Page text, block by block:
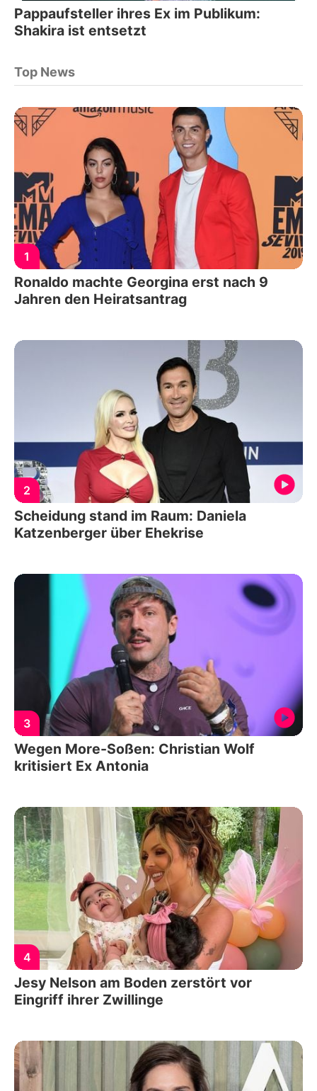
Pappaufsteller ihres Ex im Publikum:
Shakira ist entsetzt
Top News
1
Ronaldo machte Georgina erst nach 9
Jahren den Heiratsantrag
2
Scheidung stand im Raum: Daniela
Katzenberger über Ehekrise
3
Wegen More-Soßen: Christian Wolf
kritisiert Ex Antonia
4
Jesy Nelson am Boden zerstört vor
Eingriff ihrer Zwillinge